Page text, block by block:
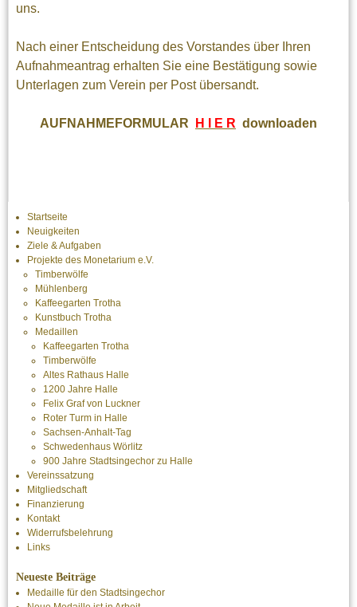
uns.
Nach einer Entscheidung des Vorstandes über Ihren
Aufnahmeantrag erhalten Sie eine Bestätigung sowie
Unterlagen zum Verein per Post übersandt.
AUFNAHMEFORMULAR H I E R downloaden
Startseite
Neuigkeiten
Ziele & Aufgaben
Projekte des Monetarium e.V.
Timberwölfe
Mühlenberg
Kaffeegarten Trotha
Kunstbuch Trotha
Medaillen
Kaffeegarten Trotha
Timberwölfe
Altes Rathaus Halle
1200 Jahre Halle
Felix Graf von Luckner
Roter Turm in Halle
Sachsen-Anhalt-Tag
Schwedenhaus Wörlitz
900 Jahre Stadtsingechor zu Halle
Vereinssatzung
Mitgliedschaft
Finanzierung
Kontakt
Widerrufsbelehrung
Links
Neueste Beiträge
Medaille für den Stadtsingechor